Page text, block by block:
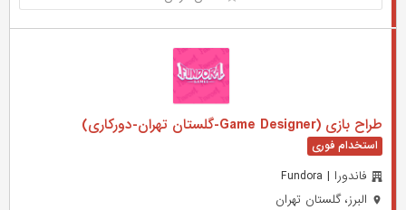
طراح بازی (Game Designer-گلستان تهران-دورکاری)
فاندورا | Fundora
البرز، گلستان تهران